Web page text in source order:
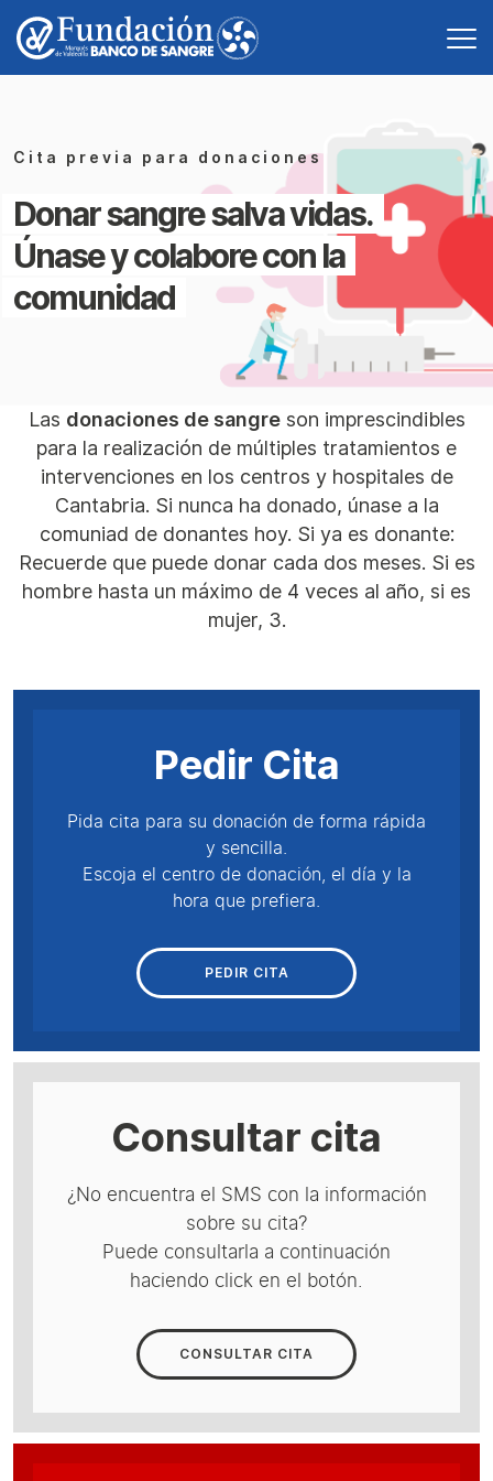
Cita previa para donaciones
Donar sangre salva vidas.
Únase y colabore con la
comunidad
Las donaciones de sangreson imprescindibles
para la realización de múltiples tratamientos e
intervenciones en los centros y hospitales de
Cantabria. Si nunca ha donado, únase a la
comuniad de donantes hoy. Si ya es donante:
Recuerde que puede donar cada dos meses. Si es
hombre hasta un máximo de 4 veces al año, si es
mujer, 3.
Pedir Cita
Pida cita para su donación de forma rápida
y sencilla.
Escoja el centro de donación, el día y la
hora que prefiera.
PEDIR CITA
Consultar cita
¿No encuentra el SMS con la información
sobre su cita?
Puede consultarla a continuación
haciendo click en el botón.
CONSULTAR CITA